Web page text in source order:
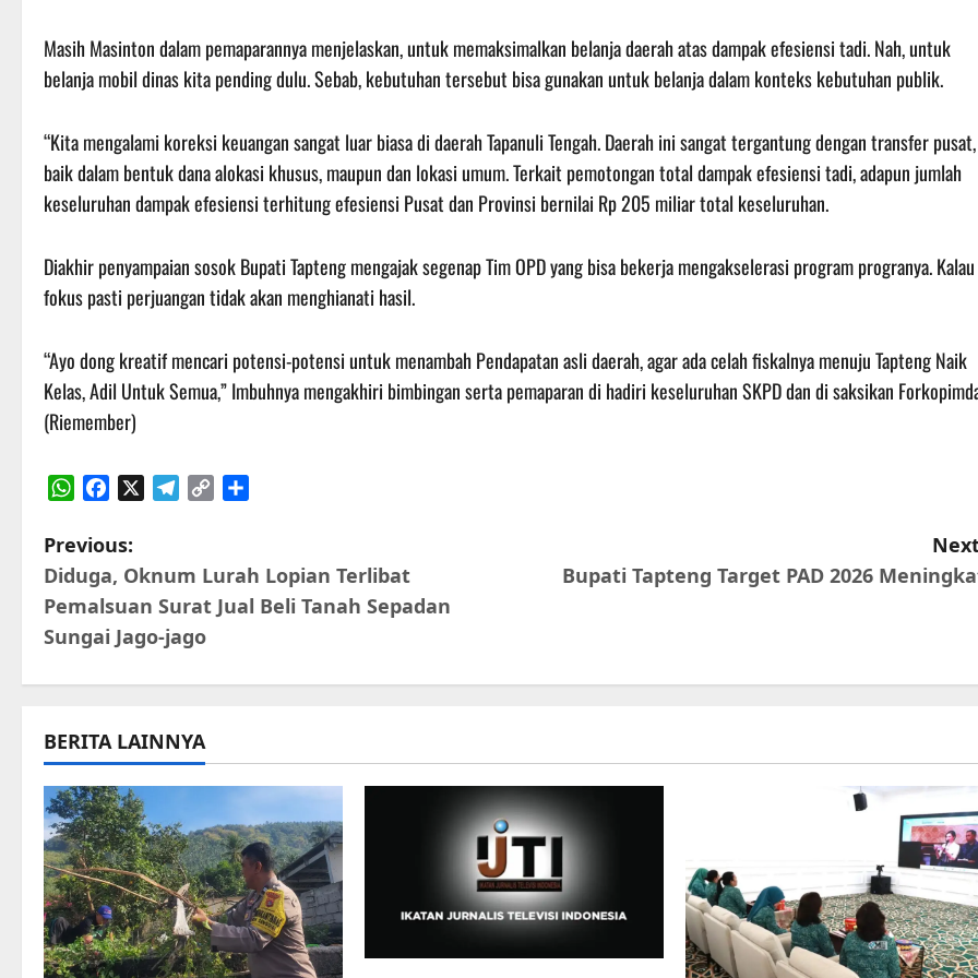
Masih Masinton dalam pemaparannya menjelaskan, untuk memaksimalkan belanja daerah atas dampak efesiensi tadi. Nah, untuk
belanja mobil dinas kita pending dulu. Sebab, kebutuhan tersebut bisa gunakan untuk belanja dalam konteks kebutuhan publik.
“Kita mengalami koreksi keuangan sangat luar biasa di daerah Tapanuli Tengah. Daerah ini sangat tergantung dengan transfer pusat,
baik dalam bentuk dana alokasi khusus, maupun dan lokasi umum. Terkait pemotongan total dampak efesiensi tadi, adapun jumlah
keseluruhan dampak efesiensi terhitung efesiensi Pusat dan Provinsi bernilai Rp 205 miliar total keseluruhan.
Diakhir penyampaian sosok Bupati Tapteng mengajak segenap Tim OPD yang bisa bekerja mengakselerasi program progranya. Kalau
fokus pasti perjuangan tidak akan menghianati hasil.
“Ayo dong kreatif mencari potensi-potensi untuk menambah Pendapatan asli daerah, agar ada celah fiskalnya menuju Tapteng Naik
Kelas, Adil Untuk Semua,” Imbuhnya mengakhiri bimbingan serta pemaparan di hadiri keseluruhan SKPD dan di saksikan
(Riemember)
P
o
s
t
n
a
v
i
g
a
Previous:
Diduga, Oknum Lurah Lopian Terlibat
Pemalsuan Surat Jual Beli Tanah Sepadan
Sungai Jago-jago
Bupati Tapteng Target PAD 2026
BERITA LAINNYA